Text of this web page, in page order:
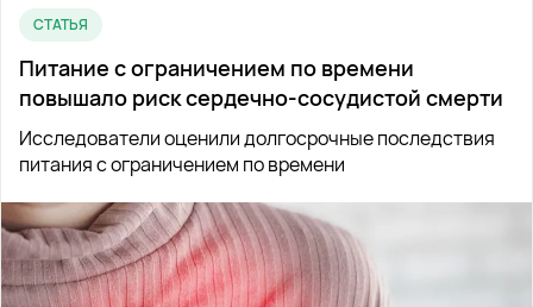
СТАТЬЯ
Питание с ограничением по времени
повышало риск сердечно-сосудистой смерти
Исследователи оценили долгосрочные последствия
питания с ограничением по времени